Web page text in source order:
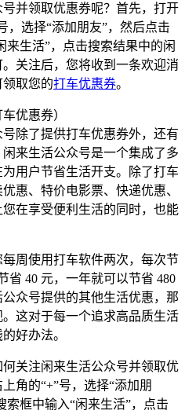
并领取优惠券呢？首先，打开
，选择“添加朋友”，然后点击
来生活”，点击搜索结果中的闲
关注后，您将收到一条欢迎消
取您的打车优惠券。
除了提供打车优惠券外，还有
来生活公众号是一个集成了多
用户节省生活开支。除了打车
惠、特价电影票、快递优惠、
在享受便利生活的同时，也能
周使用打车软件两次，每次节
省 40 元，一年就可以节省 480
众号提供的其他生活优惠，那
这对于每一个追求高品质生活
好办法。
关注闲来生活公众号并领取优
角的“+”号，选择“添加朋
索框中输入“闲来生活”，点击